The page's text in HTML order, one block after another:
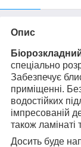
Опис
спеціально
Забезпечує
приміщенні.
водостійких
імпресованій
також ламінаті
Досить буде